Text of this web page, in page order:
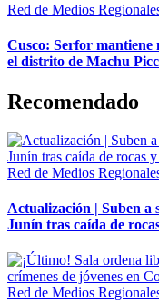
Red de Medios
Cusco: Serfor mantiene
el distrito de Machu
Recomendado
Red de Medios
Actualización | Suben a
Junín tras caída de
Red de Medios